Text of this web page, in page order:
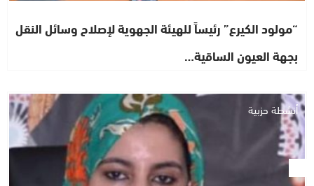
“مولود الكيرع” رئيساً للهيئة الجهوية لإصلاح وسائل النقل
بجهة العيون الساقية…
أنشطة حزبية